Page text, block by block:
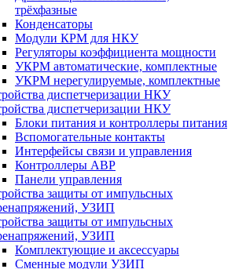
трёхфазные
Конденсаторы
Модули КРМ для НКУ
Регуляторы коэффициента мощности
УКРМ автоматические, комплектные
УКРМ нерегулируемые, комплектные
диспетчеризации НКУ
диспетчеризации НКУ
Блоки питания и контроллеры питания
Вспомогательные контакты
Интерфейсы связи и управления
Контроллеры АВР
Панели управления
защиты от импульсных
УЗИП
защиты от импульсных
УЗИП
Комплектующие и аксессуары
Сменные модули УЗИП